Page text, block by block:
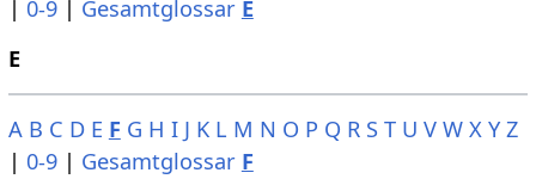
| 0-9| Gesamtglossar E
E
A B C D E F G H I J K L M N O P Q R S T U V W X Y Z
| 0-9| Gesamtglossar F